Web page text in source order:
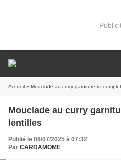
Accueil » Mouclade au curry garniture riz
Mouclade au curry
lentilles
Publié le 08/07/2025 à 07:32
Par CARDAMOME